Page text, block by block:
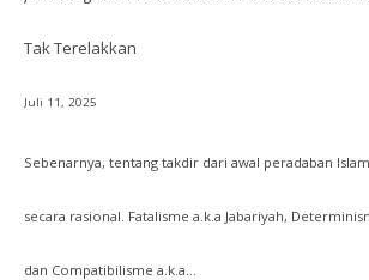
Tak Terelakkan
Juli 11, 2025
Sebenarnya, tentang takdir dari awal peradaban
secara rasional. Fatalisme a.k.a Jabariyah,
dan Compatibilisme a.k.a…